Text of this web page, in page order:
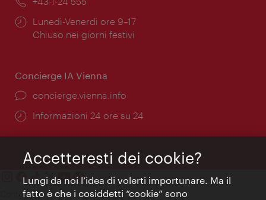
Orari
di
Lunedì-Venerdì ore 9–17
Chiuso nei giorni festivi
Concierge IA Vienna
Ort:
concierge.vienna.info
Öffnungszeiten:
Informazioni 24 ore su 24
Contatti
Accetteresti dei cookie?
Lungi da noi l’idea di volerti importunare. Ma il
fatto è che i cosiddetti “cookie” sono